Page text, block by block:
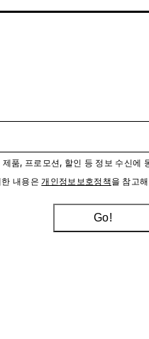
품, 프로모션, 할인 등 정보 수신에
내용은 개인정보보호정책을 참고해
Go!